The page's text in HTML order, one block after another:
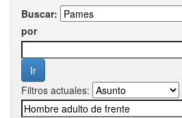
Buscar:
por
Filtros actuales: